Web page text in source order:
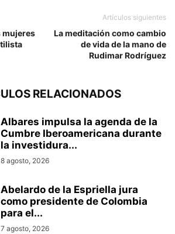
mujeres
Artículos siguientes
La meditación como cambio
de vida de la mano de
Rudimar Rodríguez
RELACIONADOS
Albares impulsa la agenda de la
Cumbre Iberoamericana durante
la investidura...
8 agosto, 2026
Abelardo de la Espriella jura
como presidente de Colombia
para el...
7 agosto, 2026